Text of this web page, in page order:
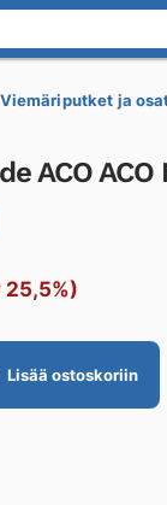
Viemäriputket ja
ACO ACO
25,5%)
Lisää ostoskoriin